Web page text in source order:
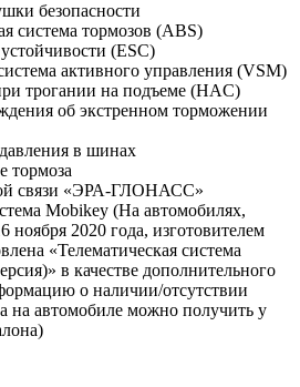
безопасности
система тормозов (ABS)
(ESC)
активного управления (VSM)
трогании на подъеме (HAC)
об экстренном торможении
в шинах
тормоза
связи «ЭРА-ГЛОНАСС»
Mobikey (На автомобилях,
ноября 2020 года, изготовителем
«Телематическая система
в качестве дополнительного
о наличии/отсутствии
на автомобиле можно получить у